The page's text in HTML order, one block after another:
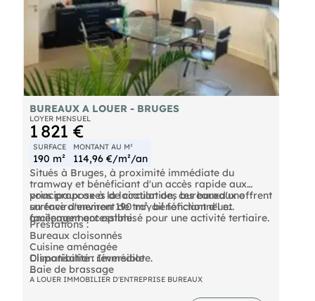
BUREAUX A LOUER - BRUGES
LOYER MENSUEL
1 821 €
SURFACE
190 m²
MONTANT AU M²
114,96 €/m²/an
Situés à Bruges, à proximité immédiate du
tramway et bénéficiant d'un accès rapide aux
principaux axes de circulation, ces bureaux offrent
un environnement de travail fonctionnel et
facilement accessible.
vous propose à la location des bureauxd'une
surface d'environ 190 m², bénéficiant d'un
aménagement optimisé pour une activité tertiaire.
Prestations :
Bureaux cloisonnés
Cuisine aménagée
Climatisation réversible
Baie de brassage
Revêtement de sol PVC
Disponibilité : Immédiate.
N'hésitez pas à nous contacter pour toute
A LOUER IMMOBILIER D'ENTREPRISE BUREAUX